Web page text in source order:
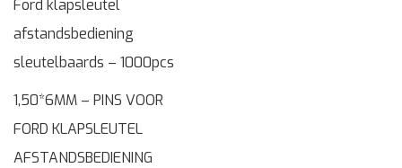
1,50*6MM – PINS VOOR
FORD KLAPSLEUTEL
AFSTANDSBEDIENING